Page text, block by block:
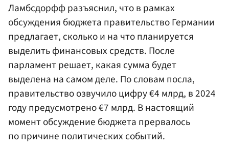
Ламбсдорфф разъяснил, что в рамках
обсуждения бюджета правительство Германии
предлагает, сколько и на что планируется
выделить финансовых средств. После
парламент решает, какая сумма будет
выделена на самом деле. По словам посла,
правительство озвучило цифру €4 млрд, в 2024
году предусмотрено €7 млрд. В настоящий
момент обсуждение бюджета прервалось
по причине политических событий.